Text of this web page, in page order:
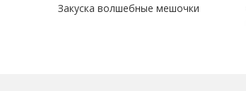
Закуска волшебные мешочки